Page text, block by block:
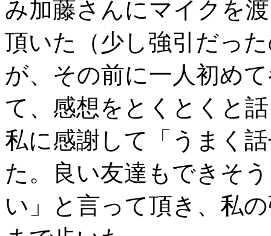
み加藤さんにマイクを
頂いた（少し強引だっ
が、その前に一人初め
て、感想をとくとくと
私に感謝して「うまく
た。良い友達もできそ
い」と言って頂き、私